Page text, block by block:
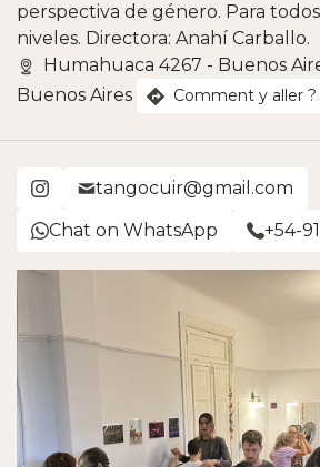
perspectiva de género. Para
niveles. Directora: Anahí Carballo.
Humahuaca 4267 - Buenos
Buenos Aires
Comment y aller ?
tangocuir@gmail.com
Chat on WhatsApp
+54-